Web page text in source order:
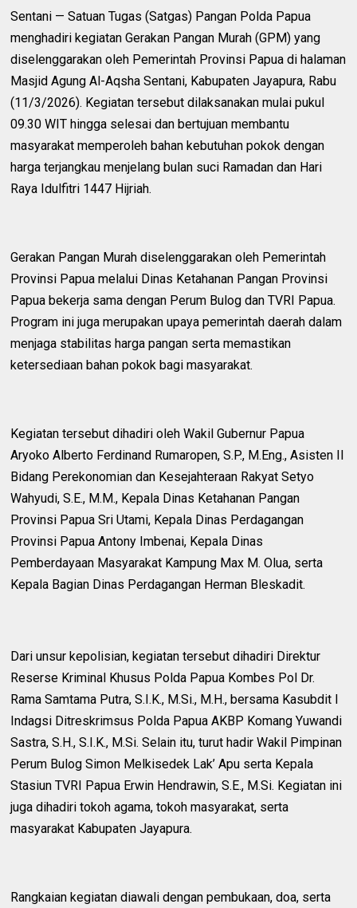
Sentani — Satuan Tugas (Satgas) Pangan Polda Papua
menghadiri kegiatan Gerakan Pangan Murah (GPM) yang
diselenggarakan oleh Pemerintah Provinsi Papua di halaman
Masjid Agung Al-Aqsha Sentani, Kabupaten Jayapura, Rabu
(11/3/2026). Kegiatan tersebut dilaksanakan mulai pukul
09.30 WIT hingga selesai dan bertujuan membantu
masyarakat memperoleh bahan kebutuhan pokok dengan
harga terjangkau menjelang bulan suci Ramadan dan Hari
Raya Idulfitri 1447 Hijriah.
Gerakan Pangan Murah diselenggarakan oleh Pemerintah
Provinsi Papua melalui Dinas Ketahanan Pangan Provinsi
Papua bekerja sama dengan Perum Bulog dan TVRI Papua.
Program ini juga merupakan upaya pemerintah daerah dalam
menjaga stabilitas harga pangan serta memastikan
ketersediaan bahan pokok bagi masyarakat.
Kegiatan tersebut dihadiri oleh Wakil Gubernur Papua
Aryoko Alberto Ferdinand Rumaropen, S.P., M.Eng., Asisten II
Bidang Perekonomian dan Kesejahteraan Rakyat Setyo
Wahyudi, S.E., M.M., Kepala Dinas Ketahanan Pangan
Provinsi Papua Sri Utami, Kepala Dinas Perdagangan
Provinsi Papua Antony Imbenai, Kepala Dinas
Pemberdayaan Masyarakat Kampung Max M. Olua, serta
Kepala Bagian Dinas Perdagangan Herman Bleskadit.
Dari unsur kepolisian, kegiatan tersebut dihadiri Direktur
Reserse Kriminal Khusus Polda Papua Kombes Pol Dr.
Rama Samtama Putra, S.I.K., M.Si., M.H., bersama Kasubdit I
Indagsi Ditreskrimsus Polda Papua AKBP Komang Yuwandi
Sastra, S.H., S.I.K., M.Si. Selain itu, turut hadir Wakil Pimpinan
Perum Bulog Simon Melkisedek Lak’ Apu serta Kepala
Stasiun TVRI Papua Erwin Hendrawin, S.E., M.Si. Kegiatan ini
juga dihadiri tokoh agama, tokoh masyarakat, serta
masyarakat Kabupaten Jayapura.
Rangkaian kegiatan diawali dengan pembukaan, doa, serta